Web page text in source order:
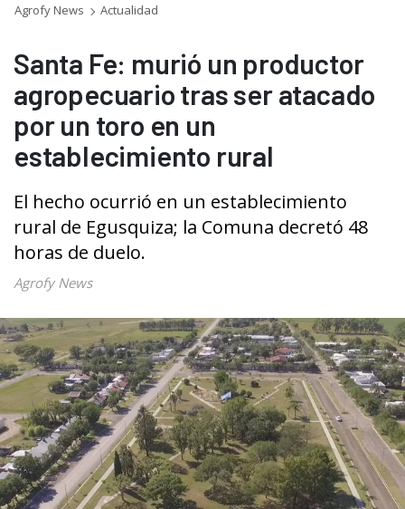
Agrofy News Actualidad
Santa Fe: murió un productor
agropecuario tras ser atacado
por un toro en un
establecimiento rural
El hecho ocurrió en un establecimiento
rural de Egusquiza; la Comuna decretó 48
horas de duelo.
Agrofy News